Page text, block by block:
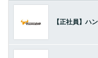
【正社員】ハ